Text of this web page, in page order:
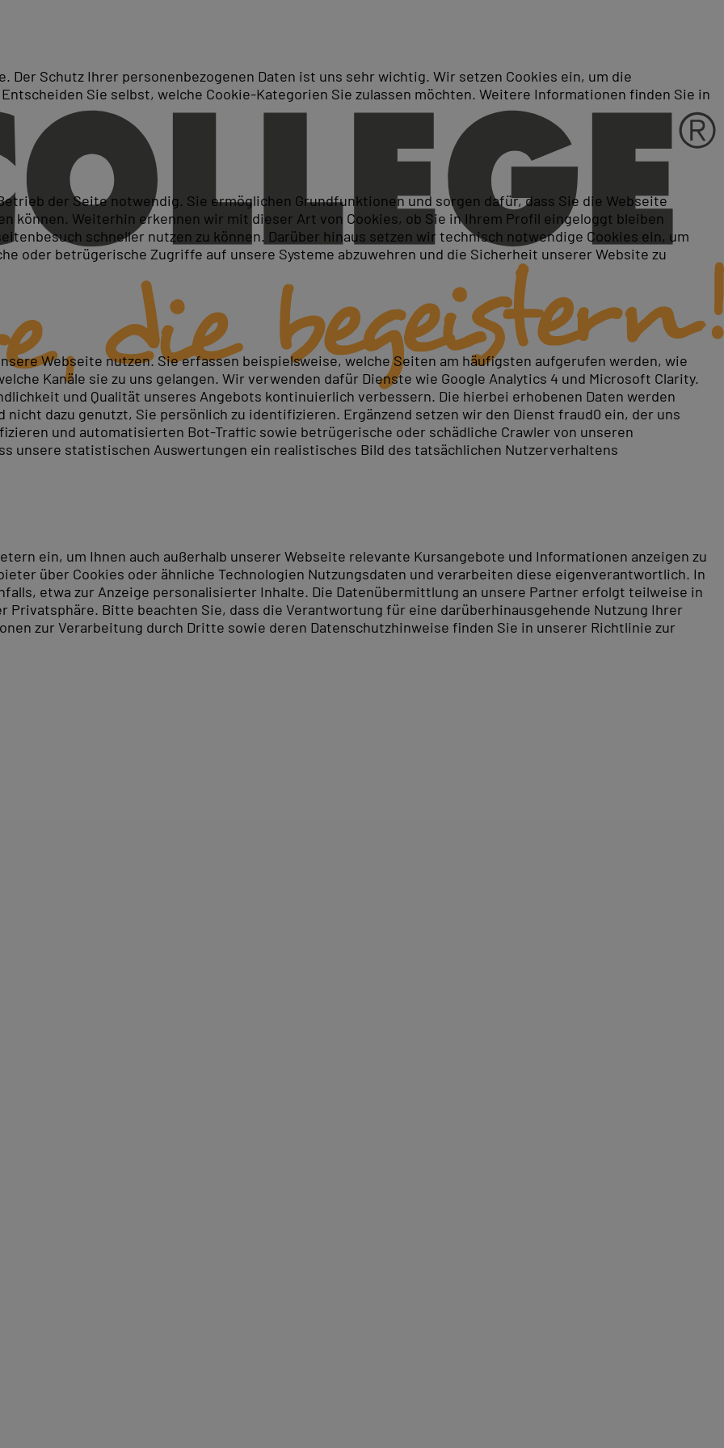
in Hamburg
Projektmanagement und Ressourcenplanung.
Rechner und Teilnahmezertifikat.
planen und steuern.
schließt mit einem Zertifikat ab. Sichern Sie sich jetzt Ihren Platz im
Hamburg
COLLEGE-Schulungszentrum. Mit seinen vielen einzigartigen Bezirken bietet die Freie und Hansestadt
der größten Häfen Europas und ist zu Wasser und auch zu Land sehr sehenswert. Bei einer Hafenrundfahrt
Reeperbahn werden sowohl Kunst- als auch Kulturliebhaber abgeholt. Der berühmte Hamburger
immer ein Besuch wert.
guten Stunde aus den Hafenstädten Kiel und Lübeck zu erreichen.
Schulungen an, sondern im gesamten deutschsprachigen Raum Weiterbildungen für Ihr IT-Know-how. Mit
Ihre Fortbildung durch.
im Angebot. Eine Übersicht aller Schulungsthemen finden Sie in unserer
Der Schutz Ihrer personenbezogenen Daten ist uns sehr wichtig. Wir setzen Cookies ein, um die
Sie selbst, welche Cookie-Kategorien Sie zulassen möchten. Weitere Informationen finden Sie in
der Seite notwendig. Sie ermöglichen Grundfunktionen und sorgen dafür, dass Sie die Webseite
können. Weiterhin erkennen wir mit dieser Art von Cookies, ob Sie in Ihrem Profil eingeloggt bleiben
schneller nutzen zu können. Darüber hinaus setzen wir technisch notwendige Cookies ein, um
oder betrügerische Zugriffe auf unsere Systeme abzuwehren und die Sicherheit unserer Website zu
Webseite nutzen. Sie erfassen beispielsweise, welche Seiten am häufigsten aufgerufen werden, wie
Kanäle sie zu uns gelangen. Wir verwenden dafür Dienste wie Google Analytics 4 und Microsoft Clarity.
und Qualität unseres Angebots kontinuierlich verbessern. Die hierbei erhobenen Daten werden
dazu genutzt, Sie persönlich zu identifizieren. Ergänzend setzen wir den Dienst fraud0 ein, der uns
und automatisierten Bot-Traffic sowie betrügerische oder schädliche Crawler von unseren
unsere statistischen Auswertungen ein realistisches Bild des tatsächlichen Nutzerverhaltens
ein, um Ihnen auch außerhalb unserer Webseite relevante Kursangebote und Informationen anzeigen zu
über Cookies oder ähnliche Technologien Nutzungsdaten und verarbeiten diese eigenverantwortlich. In
etwa zur Anzeige personalisierter Inhalte. Die Datenübermittlung an unsere Partner erfolgt teilweise in
Privatsphäre. Bitte beachten Sie, dass die Verantwortung für eine darüberhinausgehende Nutzung Ihrer
zur Verarbeitung durch Dritte sowie deren Datenschutzhinweise finden Sie in unserer Richtlinie zur